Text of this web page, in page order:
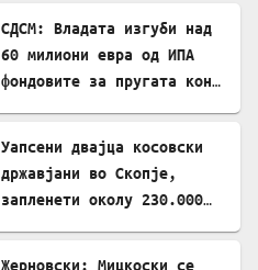
СДСМ: Владата изгуби над
60 милиони евра од ИПА
фондовите за пругата кон
Уапсени двајца косовски
државјани во Скопје,
запленети околу 230.000
Жерновски: Мицкоски се